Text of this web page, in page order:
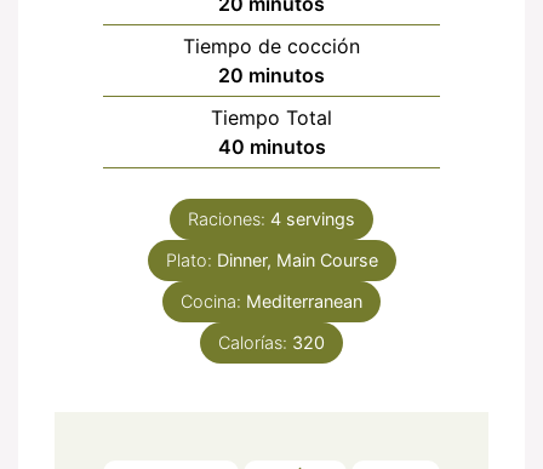
Tiempo de cocción
20 minutos
minutos
Tiempo Total
40minutos
minutos
Raciones: 4 servings
Plato: Dinner, Main Course
Cocina: Mediterranean
Calorías: 320